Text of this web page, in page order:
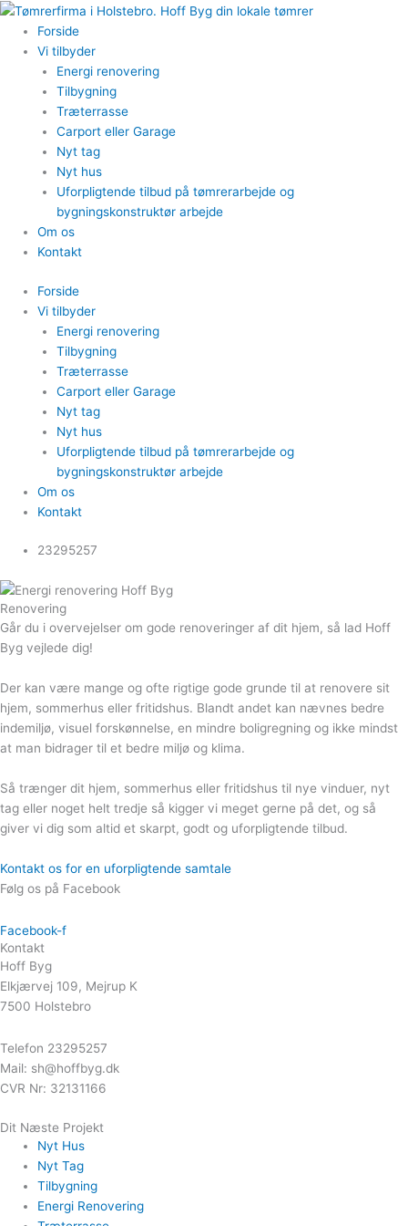
Gå
indholdet
Forside
Vi tilbyder
Energi renovering
Tilbygning
Træterrasse
Carport eller Garage
Nyt tag
Nyt hus
Uforpligtende tilbud på tømrerarbejde og
bygningskonstruktør arbejde
Om os
Kontakt
Forside
Vi tilbyder
Energi renovering
Tilbygning
Træterrasse
Carport eller Garage
Nyt tag
Nyt hus
Uforpligtende tilbud på tømrerarbejde og
bygningskonstruktør arbejde
Om os
Kontakt
23295257
Renovering
Går du i overvejelser om gode renoveringer af dit hjem, så lad Hoff
Byg vejlede dig!
Der kan være mange og ofte rigtige gode grunde til at renovere sit
hjem, sommerhus eller fritidshus. Blandt andet kan nævnes bedre
indemiljø, visuel forskønnelse, en mindre boligregning og ikke mindst
at man bidrager til et bedre miljø og klima.
Så trænger dit hjem, sommerhus eller fritidshus til nye vinduer, nyt
tag eller noget helt tredje så kigger vi meget gerne på det, og så
giver vi dig som altid et skarpt, godt og uforpligtende tilbud.
Kontakt os for en uforpligtende samtale
Følg os på Facebook
Facebook-f
Kontakt
Hoff Byg
Elkjærvej 109, Mejrup K
7500 Holstebro
Telefon 23295257
Mail: sh@hoffbyg.dk
CVR Nr: 32131166
Dit Næste Projekt
Nyt Hus
Nyt Tag
Tilbygning
Energi Renovering